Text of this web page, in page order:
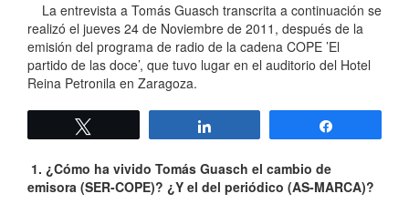
La entrevista a Tomás Guasch transcrita a continuación se
realizó el jueves 24 de Noviembre de 2011, después de la
emisión del programa de radio de la cadena COPE ’El
partido de las doce’, que tuvo lugar en el auditorio del Hotel
Reina Petronila en Zaragoza.
1. ¿Cómo ha vivido Tomás Guasch el cambio de
emisora (SER-COPE)? ¿Y el del periódico (AS-MARCA)?